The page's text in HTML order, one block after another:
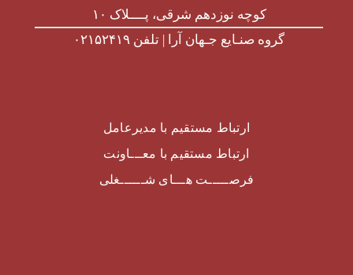
کوچه نوزدهم شرقی، پــــلاک ۱۰
گروه صنـایع جـهان آرا | تلفن ۰۲۱۵۲۴۱۹
ارتباط مستقیم با مدیرعامل
ارتباط مستقیم با معـــاونت
فرصـــــت هـــای شــــــغلی